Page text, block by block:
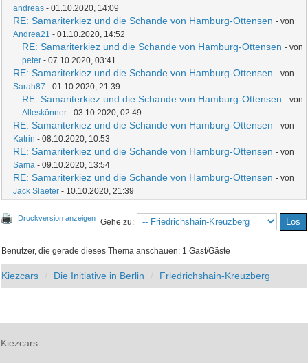
andreas - 01.10.2020, 14:09
RE: Samariterkiez und die Schande von Hamburg-Ottensen - von
Andrea21 - 01.10.2020, 14:52
RE: Samariterkiez und die Schande von Hamburg-Ottensen - von
peter - 07.10.2020, 03:41
RE: Samariterkiez und die Schande von Hamburg-Ottensen - von
Sarah87 - 01.10.2020, 21:39
RE: Samariterkiez und die Schande von Hamburg-Ottensen - von
Alleskönner - 03.10.2020, 02:49
RE: Samariterkiez und die Schande von Hamburg-Ottensen - von
Katrin - 08.10.2020, 10:53
RE: Samariterkiez und die Schande von Hamburg-Ottensen - von
Sama - 09.10.2020, 13:54
RE: Samariterkiez und die Schande von Hamburg-Ottensen - von
Jack Slaeter - 10.10.2020, 21:39
Druckversion anzeigen Gehe zu:
Benutzer, die gerade dieses Thema anschauen: 1 Gast/Gäste
Kiezcars Die Initiative in Berlin Friedrichshain-Kreuzberg
Kiezcars